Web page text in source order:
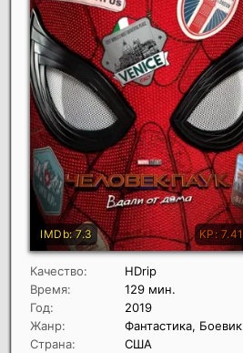
Качество:
HDrip
Время:
129 мин.
Год:
2019
Жанр:
Фантастика, Боевик
Страна:
США